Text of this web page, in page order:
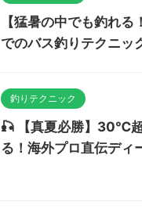
【猛暑の中でも釣れる
でのバス釣りテクニッ
釣りテクニック
🎣 【真夏必勝】30℃
る！海外プロ直伝ディ